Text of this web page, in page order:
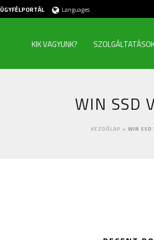
ÜGYFÉLPORTÁL Languages
KIK VAGYUNK?
WIN SSD
KEZDŐLAP » WIN SSD